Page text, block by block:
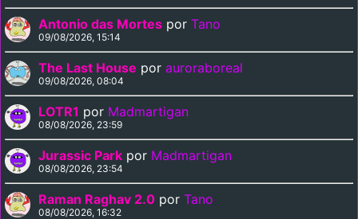
Antonio das Mortes por Tano
09/08/2026, 15:14
The Last House por auroraboreal
09/08/2026, 08:04
LOTR1 por Madmartigan
08/08/2026, 23:59
Jurassic Park por Madmartigan
08/08/2026, 23:54
Raman Raghav 2.0 por Tano
08/08/2026, 16:32